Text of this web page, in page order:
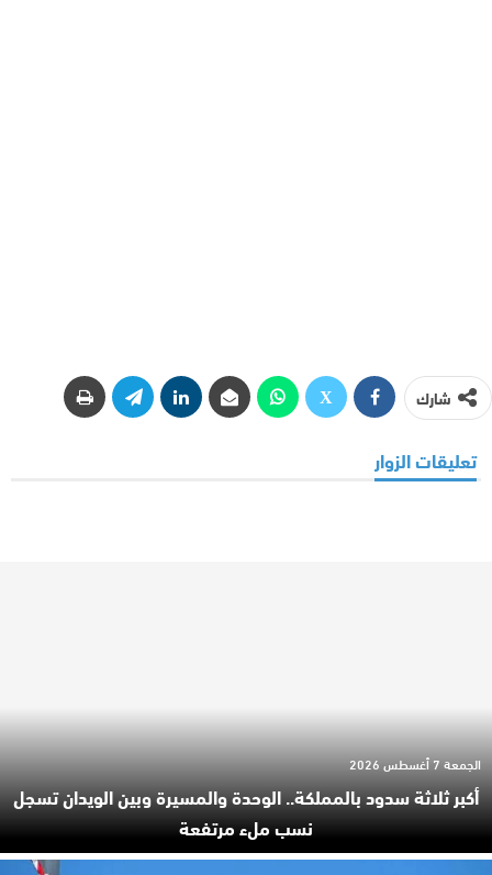
شارك
تعليقات الزوار
أكبر ثلاثة سدود بالمملكة.. الوحدة والمسيرة وبين الويدان تسجل
نسب ملء مرتفعة
الجمعة 7 أغسطس 2026